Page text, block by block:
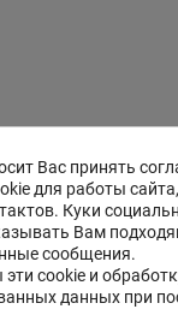
Вас принять
для работы
Куки
Вам
сообщения.
cookie и
данных при